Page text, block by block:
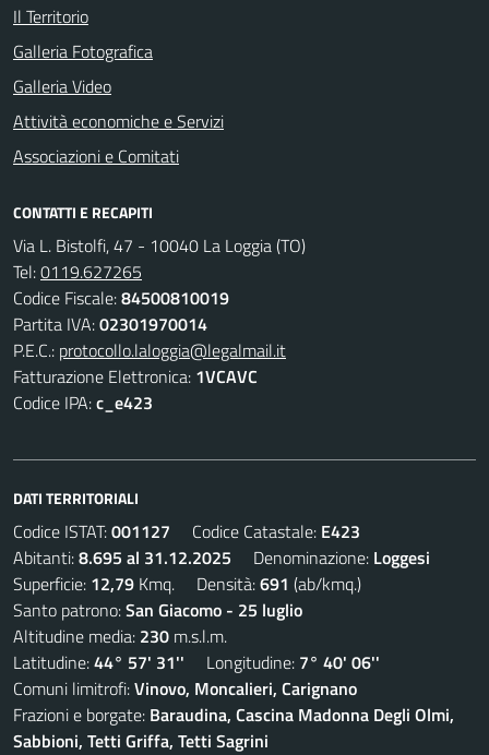
Il Territorio
Galleria Fotografica
Galleria Video
Attività economiche e Servizi
Associazioni e Comitati
CONTATTI E RECAPITI
Via L. Bistolfi, 47 - 10040 La Loggia (TO)
Tel:0119.627265
Codice Fiscale:84500810019
Partita IVA:02301970014
P.E.C.: protocollo.laloggia@legalmail.it
Fatturazione Elettronica: 1VCAVC
Codice IPA:c_e423
DATI TERRITORIALI
Codice ISTAT:001127 Codice Catastale: E423
Abitanti:8.695 al 31.12.2025 Denominazione: Loggesi
Superficie: 12,79 Kmq. Densità:691 (ab/kmq.)
Santo patrono:San Giacomo - 25 luglio
Altitudine media: 230 m.s.l.m.
Latitudine:44° 57' 31'' Longitudine: 7° 40' 06''
Comuni limitrofi:Vinovo, Moncalieri, Carignano
Frazioni e borgate: Baraudina, Cascina Madonna Degli Olmi,
Sabbioni, Tetti Griffa, Tetti Sagrini